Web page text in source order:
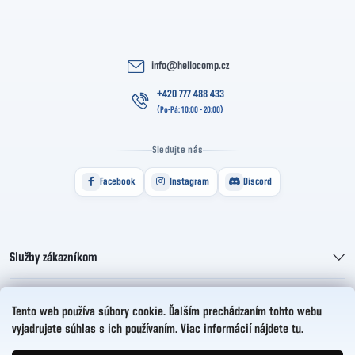
Tento web používa súbory cookie. Ďalším prechádzaním tohto webu
vyjadrujete súhlas s ich používaním. Viac informácií nájdete tu.
info@hellocomp.cz
+420 777 488 433
Sledujte nás
Facebook Instagram Discord
Služby zákazníkom